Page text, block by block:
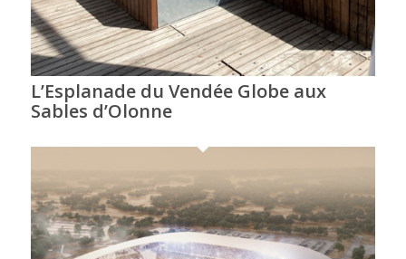
L’Esplanade du Vendée Globe aux
Sables d’Olonne